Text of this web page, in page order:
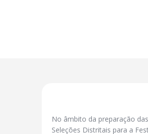
No âmbito da preparação das
Seleções Distritais para a